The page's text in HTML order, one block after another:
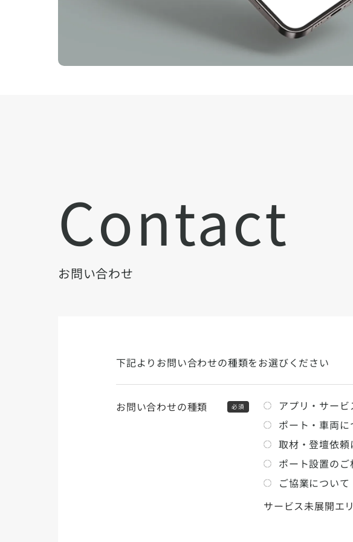
Contact
お問い合わせ
下記よりお問い合わせの種類をお選びください
お問い合わせの種類 必須
アプリ・サービ
ポート・車両に
取材・登壇依頼
ポート設置のご
ご協業について
サービス未展開エ